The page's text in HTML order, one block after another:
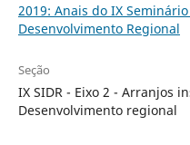
2019: Anais do IX
Desenvolvimento Regional
Seção
IX SIDR - Eixo 2 - Arranjos
Desenvolvimento regional